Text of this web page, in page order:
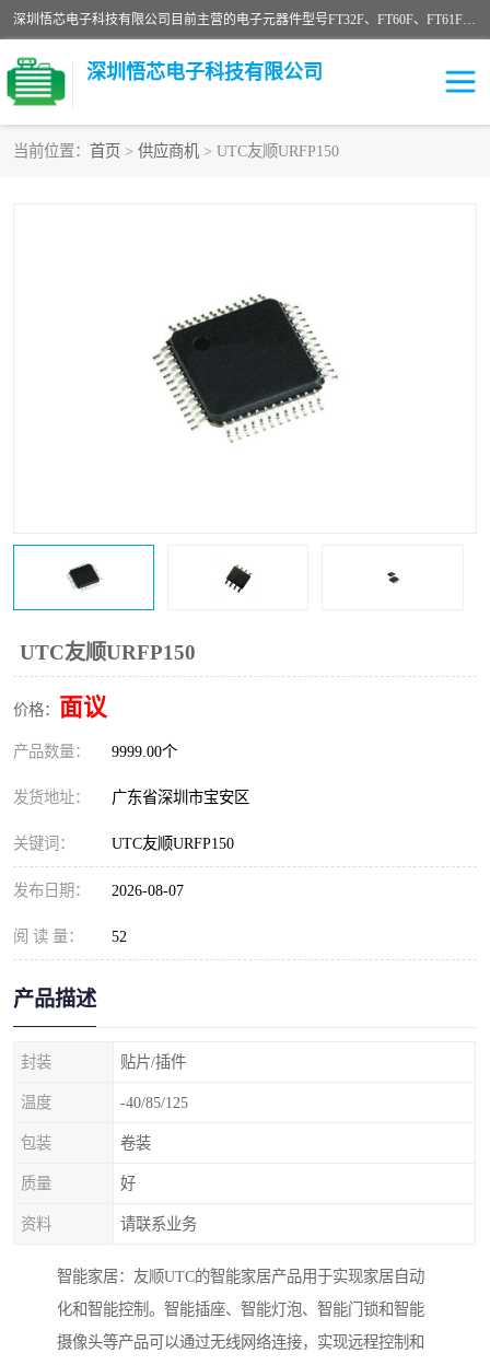
深圳悟芯电子科技有限公司目前主营的电子元器件型号FT32F、FT60F、FT61F、FT62F、FT64F、FT61FC、MCU EEPROM MOS LDO 稳压管 触摸IC DC-DC AC-DC 协议IC等，广泛应用于LED射灯、LED日光灯、等诸多领域。
深圳悟芯电子科技有限公司
当前位置： 首页 > 供应商机 > UTC友顺URFP150
UTC友顺URFP150
价格： 面议
产品数量： 9999.00个
发货地址： 广东省深圳市宝安区
关键词： UTC友顺URFP150
发布日期： 2026-08-07
阅 读 量： 52
产品描述
封装 贴片/插件
温度 -40/85/125
包装 卷装
质量 好
资料 请联系业务
智能家居：友顺UTC的智能家居产品用于实现家居自动
化和智能控制。智能插座、智能灯泡、智能门锁和智能
摄像头等产品可以通过无线网络连接，实现远程控制和
FT32F
FT61F
FT64F
FT61F022
FT61F021